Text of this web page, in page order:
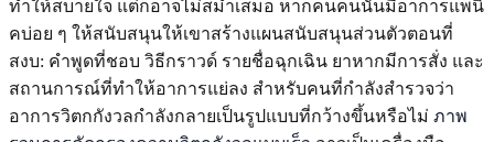
ทำให้สบายใจ แต่ก็อาจไม่สม่ำเสมอ หากคนคนนั้นมีอาการแพนิ
คบ่อย ๆ ให้สนับสนุนให้เขาสร้างแผนสนับสนุนส่วนตัวตอนที่
สงบ: คำพูดที่ชอบ วิธีกราวด์ รายชื่อฉุกเฉิน ยาหากมีการสั่ง และ
สถานการณ์ที่ทำให้อาการแย่ลง สำหรับคนที่กำลังสำรวจว่า
อาการวิตกกังวลกำลังกลายเป็นรูปแบบที่กว้างขึ้นหรือไม่ ภาพ